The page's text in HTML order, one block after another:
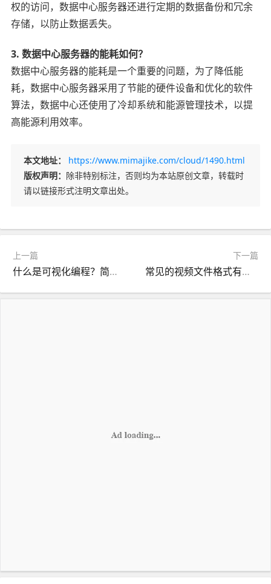
权的访问，数据中心服务器还进行定期的数据备份和冗余
存储，以防止数据丢失。
3. 数据中心服务器的能耗如何？
数据中心服务器的能耗是一个重要的问题，为了降低能
耗，数据中心服务器采用了节能的硬件设备和优化的软件
算法，数据中心还使用了冷却系统和能源管理技术，以提
高能源利用效率。
本文地址：
https://www.mimajike.com/cloud/1490.html
版权声明： 除非特别标注，否则均为本站原创文章，转载时
请以链接形式注明文章出处。
上一篇
什么是可视化编程？简化代码创建的图形界面工具
下一篇
常见的视频文件格式有哪些？